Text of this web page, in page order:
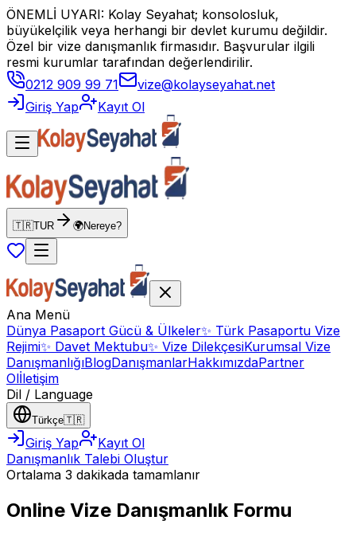
ÖNEMLİ UYARI: Kolay Seyahat; konsolosluk,
büyükelçilik veya herhangi bir devlet kurumu değildir.
Özel bir vize danışmanlık firmasıdır. Başvurular ilgili
resmi kurumlar tarafından değerlendirilir.
0212 909 99 71
vize@kolayseyahat.net
Giriş Yap
Kayıt Ol
🇹🇷TUR 🌍Nereye?
Ana Menü
Dünya Pasaport Gücü & Ülkeler✨ Türk Pasaportu Vize
Rejimi✨ Davet Mektubu✨ Vize DilekçesiKurumsal Vize
DanışmanlığıBlogDanışmanlarHakkımızdaPartner
Olİletişim
Dil / Language
Türkçe🇹🇷
Giriş Yap
Kayıt Ol
Danışmanlık Talebi Oluştur
Ortalama 3 dakikada tamamlanır
Online Vize Danışmanlık Formu